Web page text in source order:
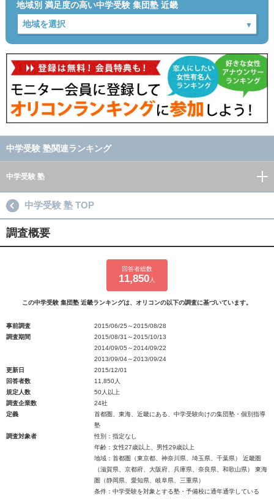
地域別 満足度の高い中学受験 集団塾 近畿
中学受験 塾関連ランキング
中学受験 塾
中学受験 塾 TOP
調査概要
回答者総数
11,850 人
この中学受験 集団塾 近畿ランキングは、オリコンの以下の調査に基づいています。
事前調査
2015/06/25～2015/08/28
調査期間
2015/08/31～2015/10/13
2014/09/05～2014/09/22
2013/09/04～2013/09/24
更新日
2015/12/01
回答者数
11,850人
規定人数
50人以上
調査企業数
24社
定義
首都圏、東海、近畿にある、中学受験向けの集団塾・個別指導
塾
調査対象者
性別：指定なし
年齢：女性27歳以上、男性29歳以上
地域：首都圏（東京都、神奈川県、埼玉県、千葉県） 近畿圏
（滋賀県、京都府、大阪府、兵庫県、奈良県、和歌山県） 東海
圏（静岡県、愛知県、岐阜県、三重県）
条件：中学受験を対象とする塾・予備校に通年通学している